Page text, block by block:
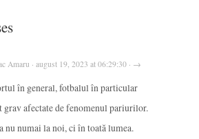
Amaru · august 19, 2023 at 06:29:30 · →
în general, fotbalul în particular
grav afectate de fenomenul pariurilor.
nu numai la noi, ci în toată lumea.